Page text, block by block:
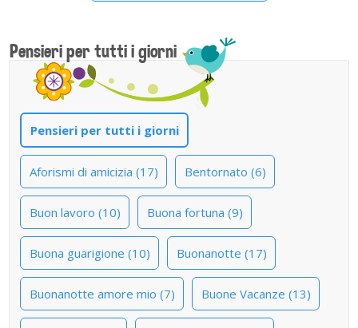
Pensieri per tutti i giorni
Pensieri per tutti i giorni
Aforismi di amicizia (17) Bentornato (6)
Buon lavoro (10) Buona fortuna (9)
Buona guarigione (10) Buonanotte (17)
Buonanotte amore mio (7) Buone Vacanze (13)